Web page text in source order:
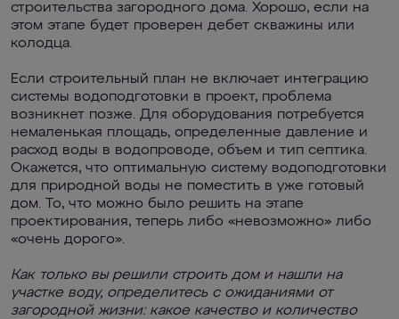
строительства загородного дома. Хорошо, если на
этом этапе будет проверен дебет скважины или
колодца.
Если строительный план не включает интеграцию
системы водоподготовки в проект, проблема
возникнет позже. Для оборудования потребуется
немаленькая площадь, определенные давление и
расход воды в водопроводе, объем и тип септика.
Окажется, что оптимальную систему водоподготовки
для природной воды не поместить в уже готовый
дом. То, что можно было решить на этапе
проектирования, теперь либо «невозможно» либо
«очень дорого».
Как только вы решили строить дом и нашли на
участке воду, определитесь с ожиданиями от
загородной жизни: какое качество и количество